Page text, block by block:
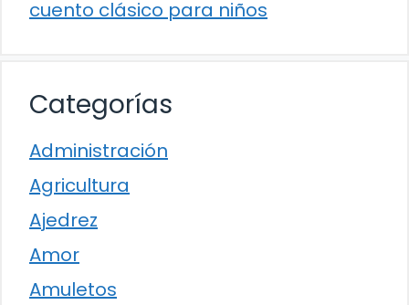
cuento clásico para niños
Categorías
Administración
Agricultura
Ajedrez
Amor
Amuletos